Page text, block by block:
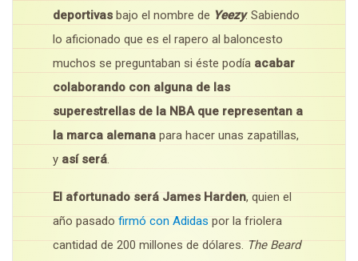
deportivas bajo el nombre de Yeezy. Sabiendo
lo aficionado que es el rapero al baloncesto
muchos se preguntaban si éste podía acabar
colaborando con alguna de las
superestrellas de la NBA que representan a
la marca alemana para hacer unas zapatillas,
y así será.
El afortunado será James Harden, quien el
año pasado firmó con Adidas por la friolera
cantidad de 200 millones de dólares. The Beard